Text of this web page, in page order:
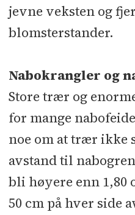
jevne veksten og
blomsterstander.
Nabokrangler og
Store trær og
for mange
noe om at trær ikke
avstand til
bli høyere enn 1,80
50 cm på hver side